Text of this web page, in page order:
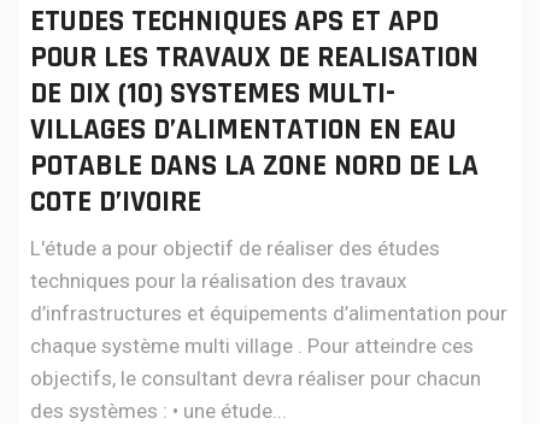
ETUDES TECHNIQUES APS ET APD
POUR LES TRAVAUX DE REALISATION
DE DIX (10) SYSTEMES MULTI-
VILLAGES D’ALIMENTATION EN EAU
POTABLE DANS LA ZONE NORD DE LA
COTE D’IVOIRE
L'étude a pour objectif de réaliser des études
techniques pour la réalisation des travaux
d’infrastructures et équipements d’alimentation pour
chaque système multi village . Pour atteindre ces
objectifs, le consultant devra réaliser pour chacun
des systèmes : • une étude...